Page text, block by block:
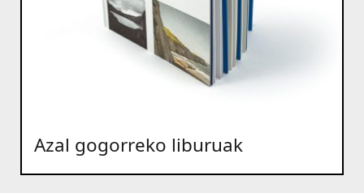
Azal gogorreko liburuak